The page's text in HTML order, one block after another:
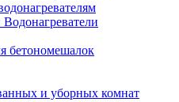
Водонагреватели
бетономешалок